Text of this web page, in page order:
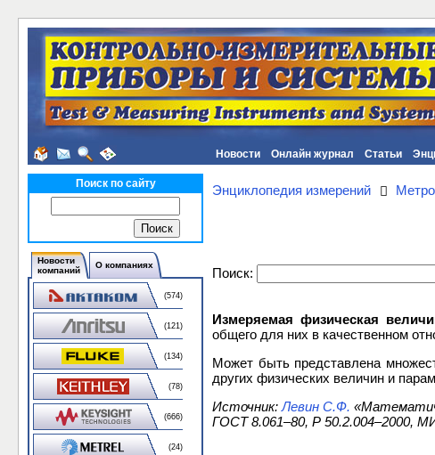
Новости Онлайн журнал Статьи
Поиск по сайту
Новости
компаний
О компаниях
(574)
(121)
(134)
(78)
(666)
(24)
Энциклопедия измерений
Поиск:
Измеряемая физическая
общего для них в качественном
Может быть представлена
других физических величин и
Источник: Левин С.Ф.
ГОСТ 8.061–80, Р 50.2.004–2000,